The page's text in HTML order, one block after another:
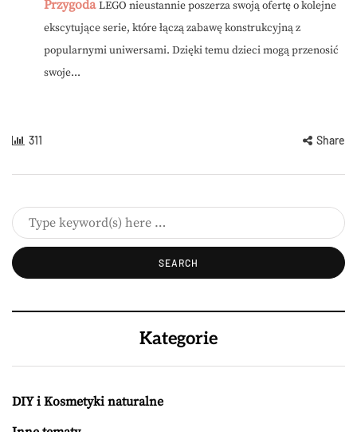
Przygoda LEGO nieustannie poszerza swoją ofertę o kolejne
ekscytujące serie, które łączą zabawę konstrukcyjną z
popularnymi uniwersami. Dzięki temu dzieci mogą przenosić
swoje...
311 Share
Kategorie
DIY i Kosmetyki naturalne